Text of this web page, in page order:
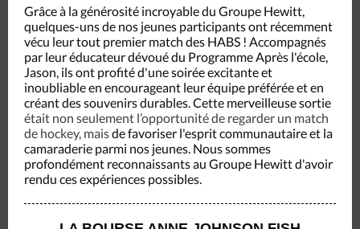
Grâce à la générosité incroyable du Groupe Hewitt,
quelques-uns de nos jeunes participants ont récemment
vécu leur tout premier match des HABS ! Accompagnés
par leur éducateur dévoué du Programme Après l'école,
Jason, ils ont profité d'une soirée excitante et
inoubliable en encourageant leur équipe préférée et en
créant des souvenirs durables. Cette merveilleuse sortie
était non seulement l’opportunité de regarder un match
de hockey, maisde favoriser l'esprit communautaire et la
camaraderie parmi nos jeunes. Nous sommes
profondément reconnaissants au Groupe Hewitt d'avoir
rendu ces expériences possibles.